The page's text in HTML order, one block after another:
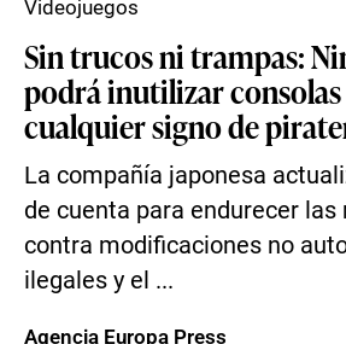
Sin trucos ni trampas:
podrá inutilizar
cualquier signo de
La compañía japonesa
de cuenta para endurecer
contra modificaciones no
ilegales y el ...
Videojuegos
Agencia Europa Press